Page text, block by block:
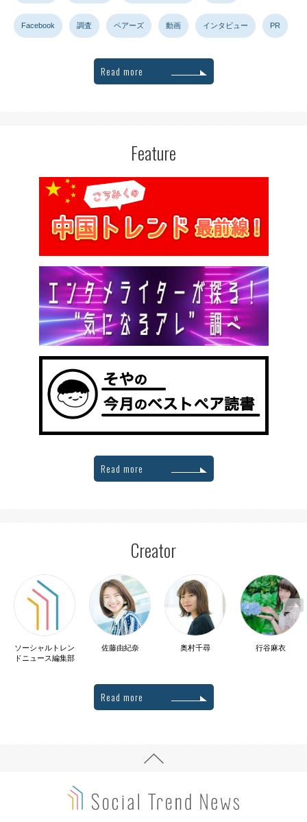
Facebook 調査 ペアーズ 動画 インタビュー PR
Read more
Feature
Read more
Creator
ソーシャルトレン
ドニュース編集部
佐藤由紀奈 奥村千尋 行谷麻衣
Read more